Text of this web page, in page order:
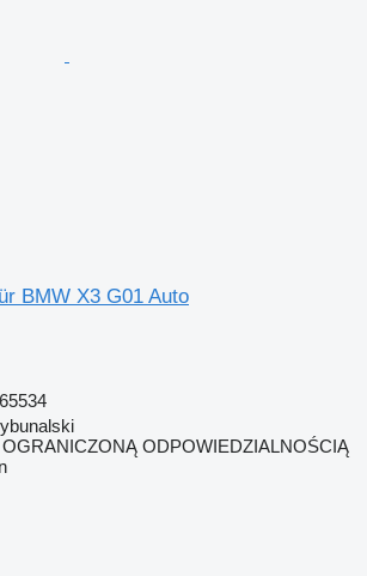
BMW X3 G01 Auto
ODPOWIEDZIALNOŚCIĄ